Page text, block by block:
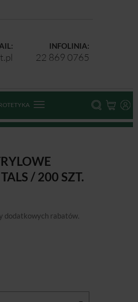
INFOLINIA:
22 869 0765
/ 200 SZT.
dodatkowych rabatów.